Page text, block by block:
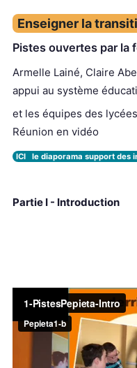
Enseigner la
Pistes ouvertes par la
Armelle Lainé, Claire
appui au système
et les équipes des
Réunion en vidéo
ICI le diaporama support des
Partie I - Introduction